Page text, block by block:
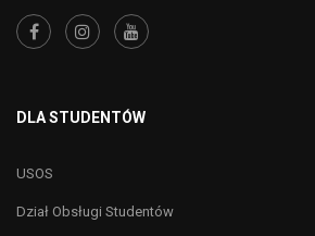
DLA STUDENTÓW
USOS
Dział Obsługi Studentów